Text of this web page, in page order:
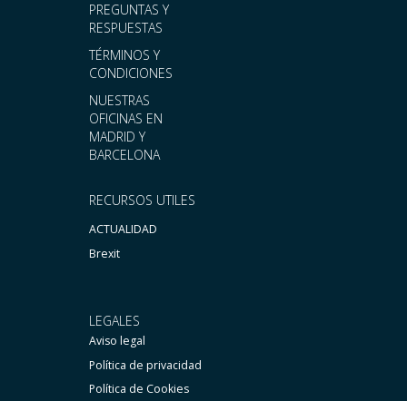
RECURSOS UTILES
ACTUALIDAD
Brexit
PREGUNTAS Y
RESPUESTAS
TÉRMINOS Y
CONDICIONES
NUESTRAS
OFICINAS EN
MADRID Y
BARCELONA
LEGALES
Aviso legal
Política de privacidad
Política de Cookies